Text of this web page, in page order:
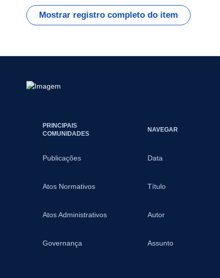
Mostrar registro completo do item
PRINCIPAIS
COMUNIDADES
Publicações
Atos Normativos
Atos Administrativos
Governança
NAVEGAR
Data
Título
Autor
Assunto